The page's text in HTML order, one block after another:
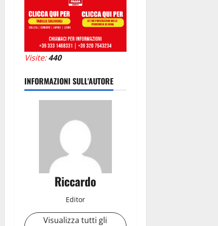
Visite: 440
INFORMAZIONI SULL'AUTORE
Riccardo
Editor
Visualizza tutti gli